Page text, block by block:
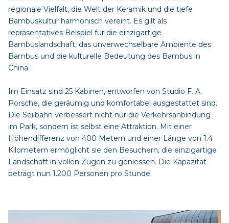
regionale Vielfalt, die Welt der Keramik und die tiefe
Bambuskultur harmonisch vereint. Es gilt als
repräsentatives Beispiel für die einzigartige
Bambuslandschaft, das unverwechselbare Ambiente des
Bambus und die kulturelle Bedeutung des Bambus in
China.
Im Einsatz sind 25 Kabinen, entworfen von Studio F. A.
Porsche, die geräumig und komfortabel ausgestattet sind.
Die Seilbahn verbessert nicht nur die Verkehrsanbindung
im Park, sondern ist selbst eine Attraktion. Mit einer
Höhendifferenz von 400 Metern und einer Länge von 1.4
Kilometern ermöglicht sie den Besuchern, die einzigartige
Landschaft in vollen Zügen zu geniessen. Die Kapazität
beträgt nun 1.200 Personen pro Stunde.